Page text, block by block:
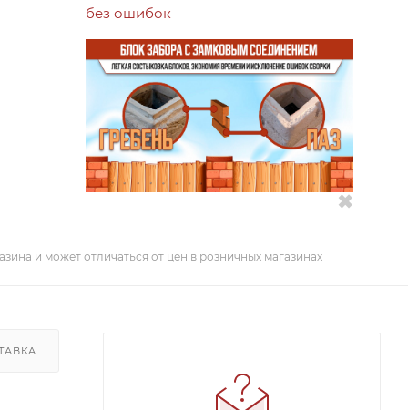
без ошибок
✖
и может отличаться от цен в розничных магазинах